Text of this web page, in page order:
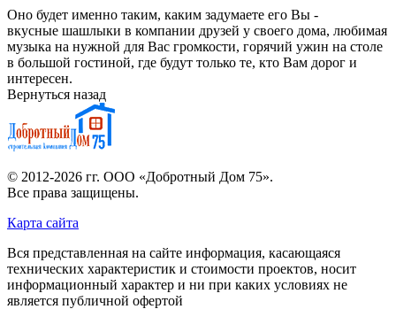
Оно будет именно таким, каким задумаете его Вы -
вкусные шашлыки в компании друзей у своего дома, любимая
музыка на нужной для Вас громкости, горячий ужин на столе
в большой гостиной, где будут только те, кто Вам дорог и
интересен.
Вернуться назад
© 2012-2026 гг. ООО «Добротный Дом 75».
Все права защищены.
Карта сайта
Вся представленная на сайте информация, касающаяся
технических характеристик и стоимости проектов, носит
информационный характер и ни при каких условиях не
является публичной офертой